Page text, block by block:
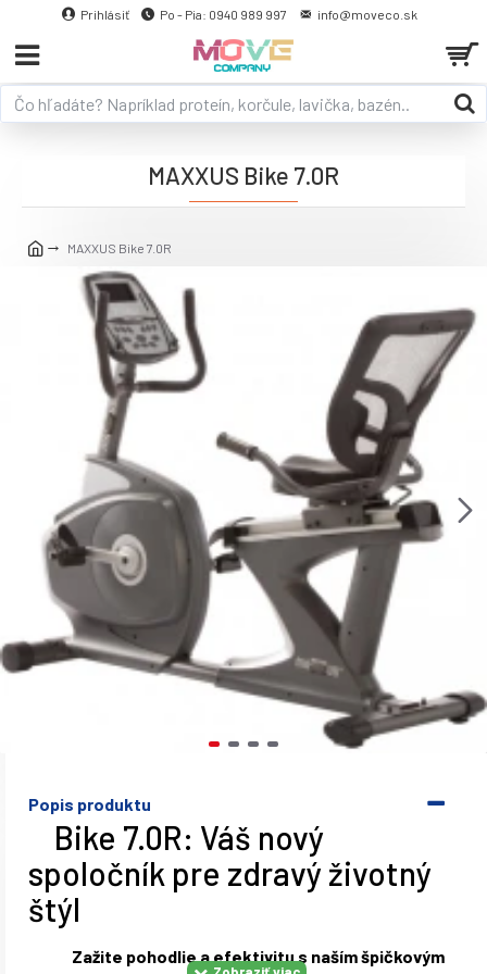
Prihlásiť Po - Pia: 0940 989 997 info@moveco.sk
MAXXUS Bike 7.0R
MAXXUS Bike 7.0R
Popis produktu
Bike 7.0R: Váš nový
spoločník pre zdravý životný
štýl
Zažite pohodlie a efektivitu s naším špičkovým